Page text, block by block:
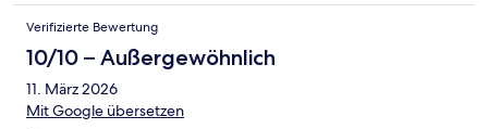
Verifizierte Bewertung
10/10 – Außergewöhnlich
11. März 2026
Mit Google übersetzen